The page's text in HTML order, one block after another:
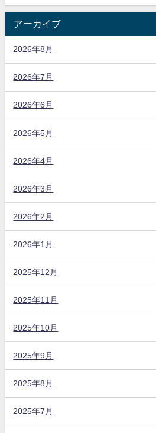
アーカイブ
2026年8月
2026年7月
2026年6月
2026年5月
2026年4月
2026年3月
2026年2月
2026年1月
2025年12月
2025年11月
2025年10月
2025年9月
2025年8月
2025年7月